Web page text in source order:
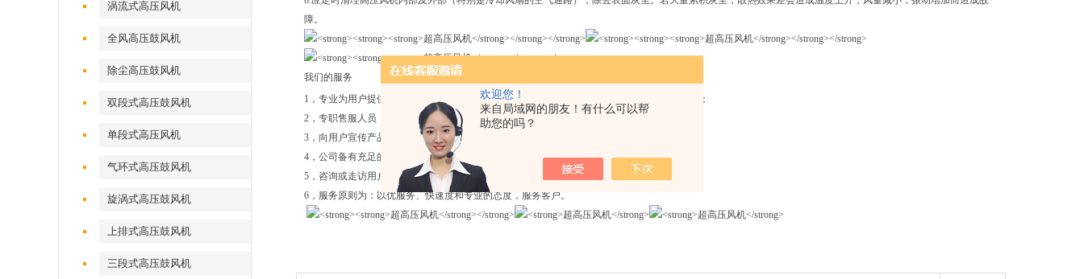
欢迎您！
来自局域网的朋友！有什么可以帮
助您的吗？
涡流式高压风机
全风高压鼓风机
除尘高压鼓风机
双段式高压鼓风机
单段式高压风机
气环式高压鼓风机
旋涡式高压鼓风机
上排式高压鼓风机
三段式高压鼓风机
障。
我们的服务
1，专业为用户提供整体设计方案及时帮助用户咨询和解决用户对
使用疑问；
2，专职售服人员，协助用户搞好产品与主机配套的安装、调试；
3，向用户宣传产品使用性能以及维护保养油管事项；
4，公司备有充足的备件，保证用户设备可以得到即使的维护与检修；
5，咨询或走访用户使用情况并做好记录，反馈相关部门；
6，服务原则为：以优服务、快速度和专业的态度，服务客户。